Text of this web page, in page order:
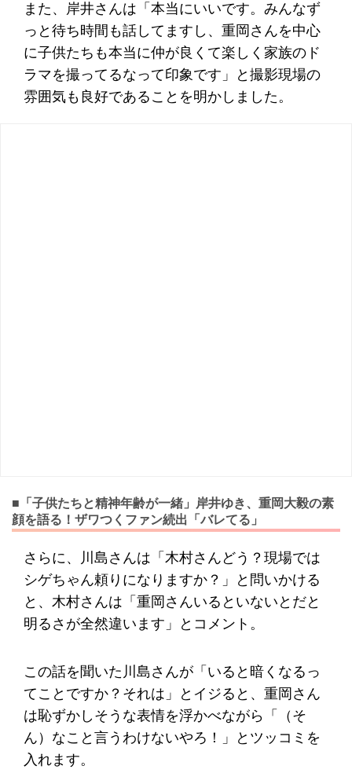
また、岸井さんは「本当にいいです。みんなず
っと待ち時間も話してますし、重岡さんを中心
に子供たちも本当に仲が良くて楽しく家族のド
ラマを撮ってるなって印象です」と撮影現場の
雰囲気も良好であることを明かしました。
■「子供たちと精神年齢が一緒」岸井ゆき、重岡大毅の素
顔を語る！ザワつくファン続出「バレてる」
さらに、川島さんは「木村さんどう？現場では
シゲちゃん頼りになりますか？」と問いかける
と、木村さんは「重岡さんいるといないとだと
明るさが全然違います」とコメント。
この話を聞いた川島さんが「いると暗くなるっ
てことですか？それは」とイジると、重岡さん
は恥ずかしそうな表情を浮かべながら「（そ
ん）なこと言うわけないやろ！」とツッコミを
入れます。